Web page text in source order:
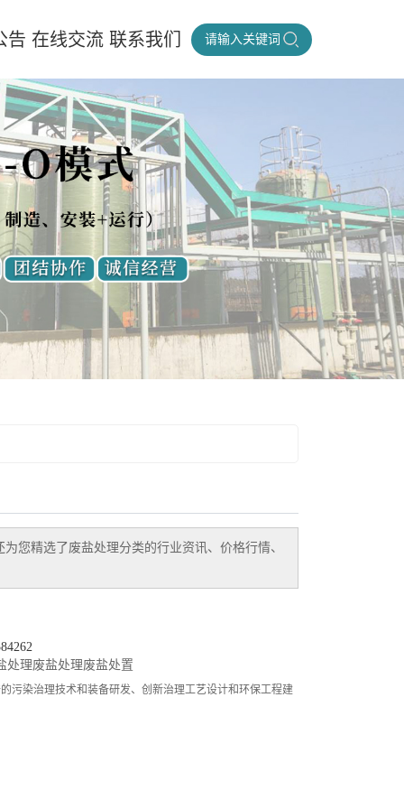
告 在线交流 联系我们
为您精选了 废盐处理分类的行业资讯、价格行情、
处理废盐处理废盐处置
污染治理技术和装备研发、创新治理工艺设计和环保工程建